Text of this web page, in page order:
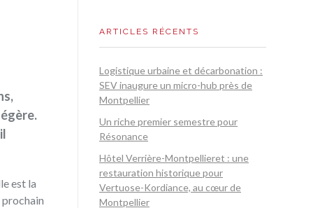
est la
ARTICLES RÉCENTS
Logistique urbaine et décarbonation :
SEV inaugure un micro-hub près de
Montpellier
Un riche premier semestre pour
Résonance
Hôtel Verrière-Montpellieret : une
restauration historique pour
Vertuose-Kordiance, au cœur de
Montpellier